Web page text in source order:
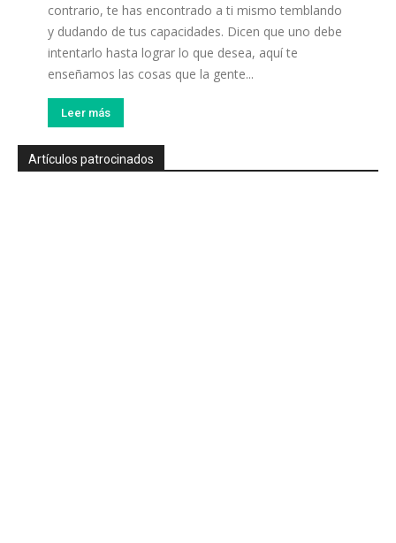
contrario, te has encontrado a ti mismo temblando
y dudando de tus capacidades. Dicen que uno debe
intentarlo hasta lograr lo que desea, aquí te
enseñamos las cosas que la gente...
Leer más
Artículos patrocinados